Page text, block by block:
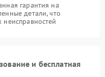
гарантия на
детали, что
и бесплатная